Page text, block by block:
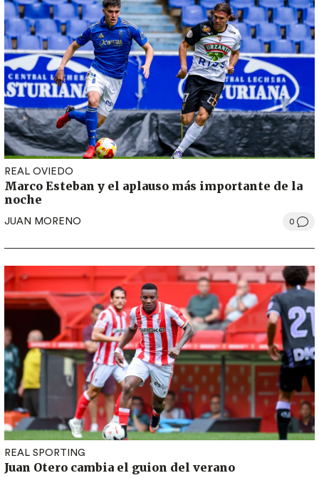
REAL OVIEDO
Marco Esteban y el aplauso más importante de la
noche
JUAN MORENO 0
REAL SPORTING
Juan Otero cambia el guion del verano